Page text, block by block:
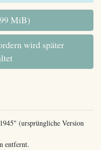
MiB)
wird später
(ursprüngliche Version
entfernt.